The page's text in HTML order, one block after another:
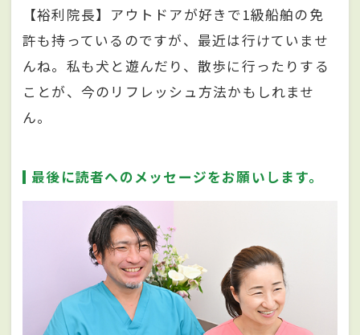
【裕利院長】アウトドアが好きで1級船舶の免
許も持っているのですが、最近は行けていませ
んね。私も犬と遊んだり、散歩に行ったりする
ことが、今のリフレッシュ方法かもしれませ
ん。
最後に読者へのメッセージをお願いします。